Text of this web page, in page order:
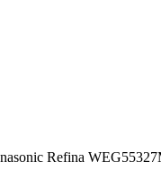
Refina